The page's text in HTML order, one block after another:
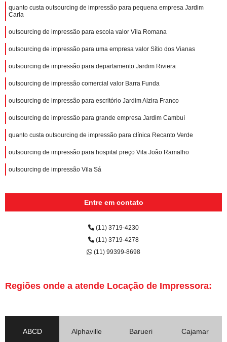
quanto custa outsourcing de impressão para pequena empresa Jardim
Carla
outsourcing de impressão para escola valor Vila Romana
outsourcing de impressão para uma empresa valor Sítio dos Vianas
outsourcing de impressão para departamento Jardim Riviera
outsourcing de impressão comercial valor Barra Funda
outsourcing de impressão para escritório Jardim Alzira Franco
outsourcing de impressão para grande empresa Jardim Cambuí
quanto custa outsourcing de impressão para clínica Recanto Verde
outsourcing de impressão para hospital preço Vila João Ramalho
outsourcing de impressão Vila Sá
Entre em contato
(11) 3719-4230
(11) 3719-4278
(11) 99399-8698
Regiões onde a atende Locação de Impressora:
ABCD Alphaville Barueri Cajamar